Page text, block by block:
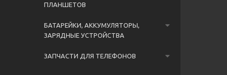
ПЛАНШЕТОВ
БАТАРЕЙКИ, АККУМУЛЯТОРЫ,
ЗАРЯДНЫЕ УСТРОЙСТВА
ЗАПЧАСТИ ДЛЯ ТЕЛЕФОНОВ